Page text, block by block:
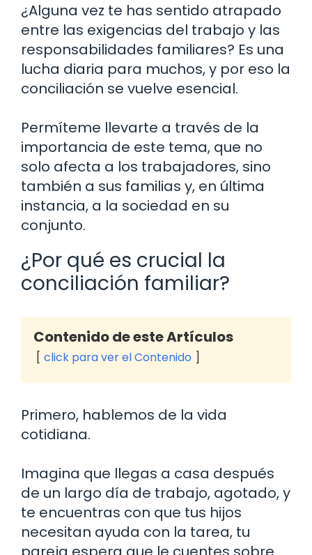
¿Alguna vez te has sentido atrapado
entre las exigencias del trabajo y las
responsabilidades familiares? Es una
lucha diaria para muchos, y por eso la
conciliación se vuelve esencial.
Permíteme llevarte a través de la
importancia de este tema, que no
solo afecta a los trabajadores, sino
también a sus familias y, en última
instancia, a la sociedad en su
conjunto.
¿Por qué es crucial la
conciliación familiar?
Contenido de este Artículos
click para ver el Contenido
Primero, hablemos de la vida
cotidiana.
Imagina que llegas a casa después
de un largo día de trabajo, agotado, y
te encuentras con que tus hijos
necesitan ayuda con la tarea, tu